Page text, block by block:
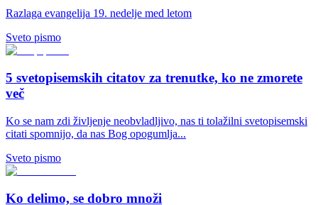
Razlaga evangelija 19. nedelje med letom
Sveto pismo
5 svetopisemskih citatov za trenutke, ko ne zmorete
več
Ko se nam zdi življenje neobvladljivo, nas ti tolažilni svetopisemski
citati spomnijo, da nas Bog opogumlja...
Sveto pismo
Ko delimo, se dobro množi